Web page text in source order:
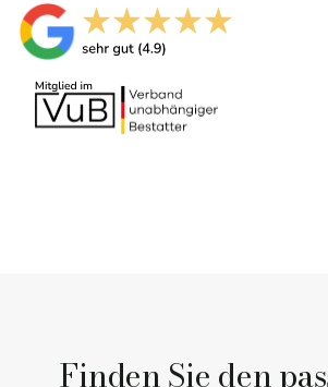
Finden Sie den